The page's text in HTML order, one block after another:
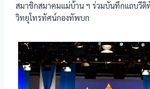
สมาชิกสมาคมแม่บ้าน ฯ ร่วมบันทึกแถบวี
วิทยุโทรทัศน์กองทัพบก